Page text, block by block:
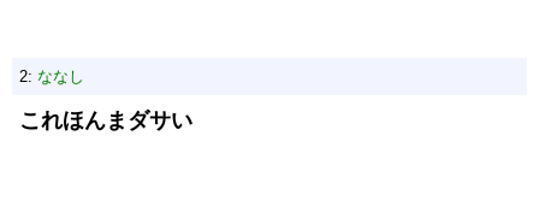
2: ななし
これほんまダサい